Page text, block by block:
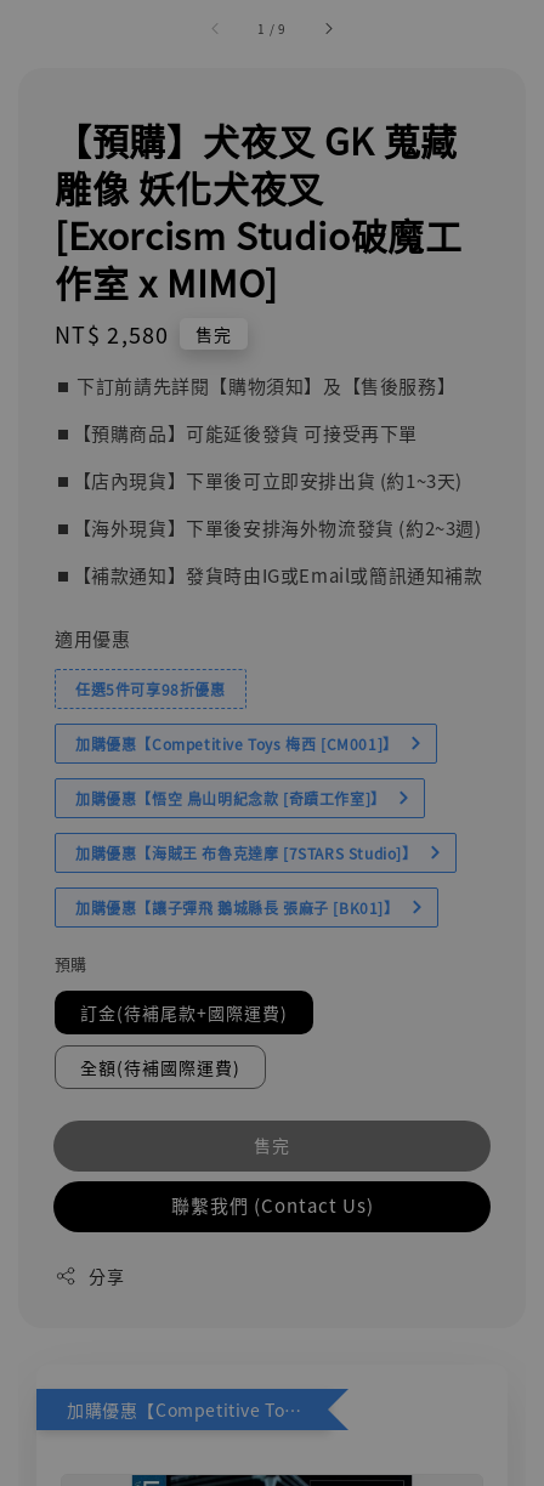
1 /9
【預購】犬夜叉 GK 蒐藏
雕像 妖化犬夜叉
[Exorcism Studio破魔工
作室 x MIMO]
Regular
NT$ 2,580 售完
⏹︎ 下訂前請先詳閱【購物須知】及【售後服務】
⏹︎【預購商品】可能延後發貨 可接受再下單
⏹︎【店內現貨】下單後可立即安排出貨 (約1~3天)
⏹︎【海外現貨】下單後安排海外物流發貨 (約2~3週)
⏹︎【補款通知】發貨時由IG或Email或簡訊通知補款
適用優惠
任選5件可享98折優惠
加購優惠【Competitive Toys 梅西 [CM001]】
加購優惠【悟空 鳥山明紀念款 [奇蹟工作室]】
加購優惠【海賊王 布魯克達摩 [7STARS Studio]】
加購優惠【讓子彈飛 鵝城縣長 張麻子 [BK01]】
預購
訂金(待補尾款+國際運費)
全額(待補國際運費)
售完
聯繫我們 (Contact Us)
分享
加購優惠【Competitive Toys 梅西 [CM001]】